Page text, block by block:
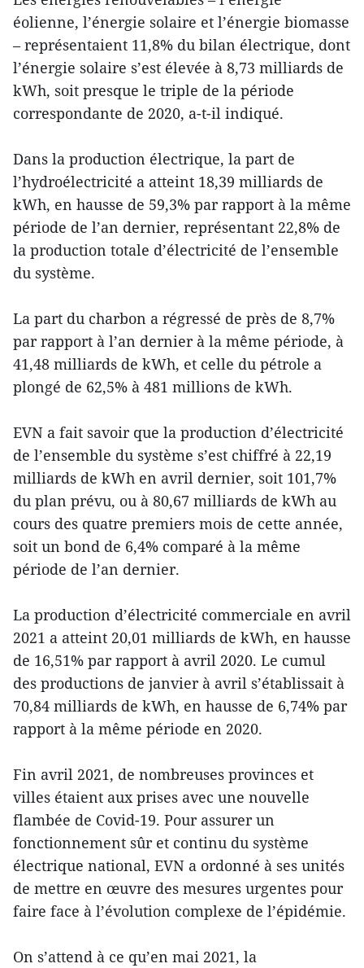
éolienne, l’énergie solaire et l’énergie biomasse
– représentaient 11,8% du bilan électrique, dont
l’énergie solaire s’est élevée à 8,73 milliards de
kWh, soit presque le triple de la période
correspondante de 2020, a-t-il indiqué.
Dans la production électrique, la part de
l’hydroélectricité a atteint 18,39 milliards de
kWh, en hausse de 59,3% par rapport à la même
période de l’an dernier, représentant 22,8% de
la production totale d’électricité de l’ensemble
du système.
La part du charbon a régressé de près de 8,7%
par rapport à l’an dernier à la même période, à
41,48 milliards de kWh, et celle du pétrole a
plongé de 62,5% à 481 millions de kWh.
EVN a fait savoir que la production d’électricité
de l’ensemble du système s’est chiffré à 22,19
milliards de kWh en avril dernier, soit 101,7%
du plan prévu, ou à 80,67 milliards de kWh au
cours des quatre premiers mois de cette année,
soit un bond de 6,4% comparé à la même
période de l’an dernier.
La production d’électricité commerciale en avril
2021 a atteint 20,01 milliards de kWh, en hausse
de 16,51% par rapport à avril 2020. Le cumul
des productions de janvier à avril s’établissait à
70,84 milliards de kWh, en hausse de 6,74% par
rapport à la même période en 2020.
Fin avril 2021, de nombreuses provinces et
villes étaient aux prises avec une nouvelle
flambée de Covid-19. Pour assurer un
fonctionnement sûr et continu du système
électrique national, EVN a ordonné à ses unités
de mettre en œuvre des mesures urgentes pour
faire face à l’évolution complexe de l’épidémie.
On s’attend à ce qu’en mai 2021, la